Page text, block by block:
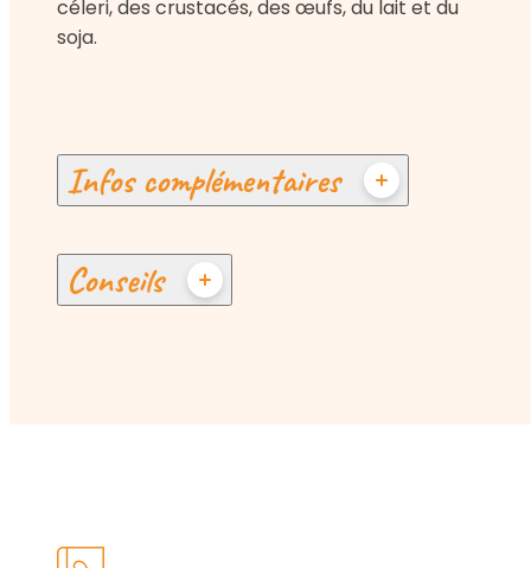
céleri, des crustacés, des œufs, du lait et du
soja.
Infos complémentaires
Conseils